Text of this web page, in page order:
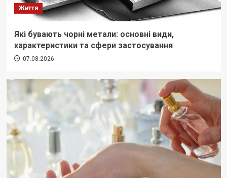
Життя
Які бувають чорні метали: основні види,
характеристики та сфери застосування
07.08.2026